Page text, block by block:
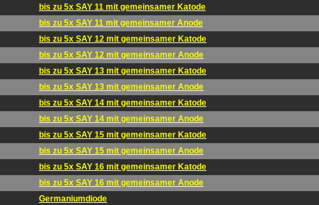
bis zu 5x SAY 11 mit gemeinsamer Katode
bis zu 5x SAY 11 mit gemeinsamer Anode
bis zu 5x SAY 12 mit gemeinsamer Katode
bis zu 5x SAY 12 mit gemeinsamer Anode
bis zu 5x SAY 13 mit gemeinsamer Katode
bis zu 5x SAY 13 mit gemeinsamer Anode
bis zu 5x SAY 14 mit gemeinsamer Katode
bis zu 5x SAY 14 mit gemeinsamer Anode
bis zu 5x SAY 15 mit gemeinsamer Katode
bis zu 5x SAY 15 mit gemeinsamer Anode
bis zu 5x SAY 16 mit gemeinsamer Katode
bis zu 5x SAY 16 mit gemeinsamer Anode
Germaniumdiode